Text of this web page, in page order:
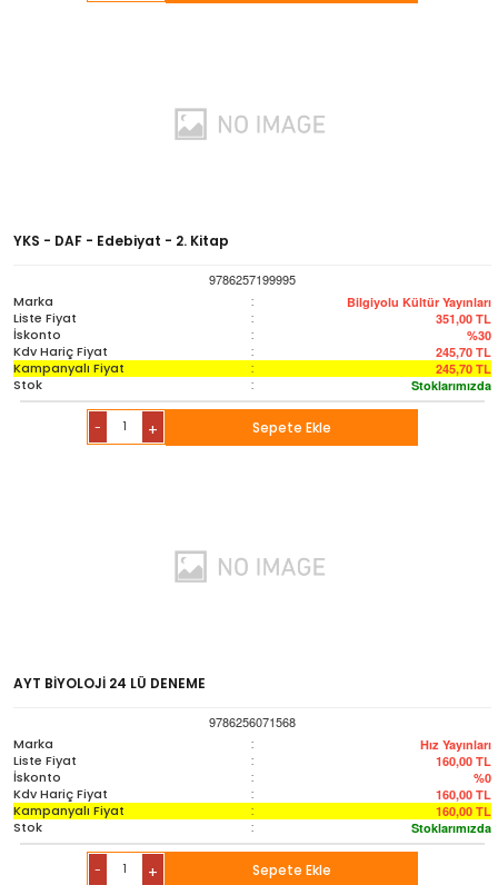
YKS - DAF - Edebiyat - 2. Kitap
9786257199995
Marka
: Bilgiyolu Kültür Yayınları
Liste Fiyat : 351,00 TL
İskonto : %30
Kdv Hariç Fiyat : 245,70 TL
Kampanyalı Fiyat : 245,70 TL
Stok : Stoklarımızda
- + Sepete Ekle
AYT BİYOLOJİ 24 LÜ DENEME
9786256071568
Marka
: Hız Yayınları
Liste Fiyat : 160,00 TL
İskonto : %0
Kdv Hariç Fiyat : 160,00 TL
Kampanyalı Fiyat : 160,00 TL
Stok : Stoklarımızda
- + Sepete Ekle